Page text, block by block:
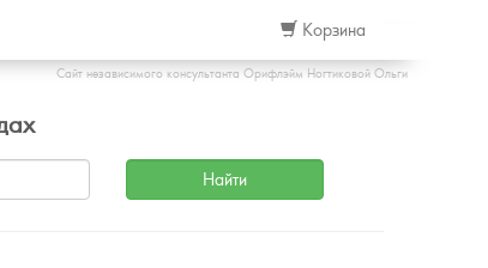
Корзина
Сайт независимого консультанта Орифлэйм Ногтиковой Ольги